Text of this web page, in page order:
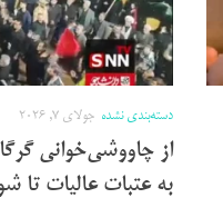
دسته‌بندی نشده جولای 7, 2026
از چاووشی‌خوانی
به عتبات عالیات تا